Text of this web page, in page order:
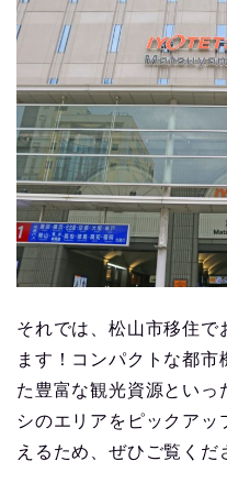
それでは、松山市移住で
ます！コンパクトな都市
た豊富な観光資源といっ
シのエリアをピックア
えるため、ぜひご覧くだ